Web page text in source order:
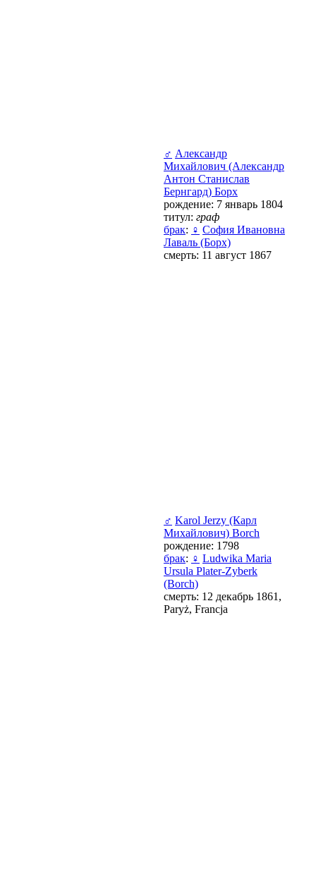
♂ Александр
Михайлович (Александр
Антон Станислав
Бернгард) Борх
рождение: 7 январь 1804
титул: граф
брак: ♀ София Ивановна
Лаваль (Борх)
смерть: 11 август 1867
♂ Karol Jerzy (Карл
Михайлович) Borch
рождение: 1798
брак: ♀ Ludwika Maria
Ursula Plater-Zyberk
(Borch)
смерть: 12 декабрь 1861,
Paryż, Francja